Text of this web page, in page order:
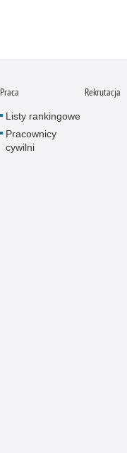
Praca
Listy rankingowe
Pracownicy
cywilni
Rekrutacja